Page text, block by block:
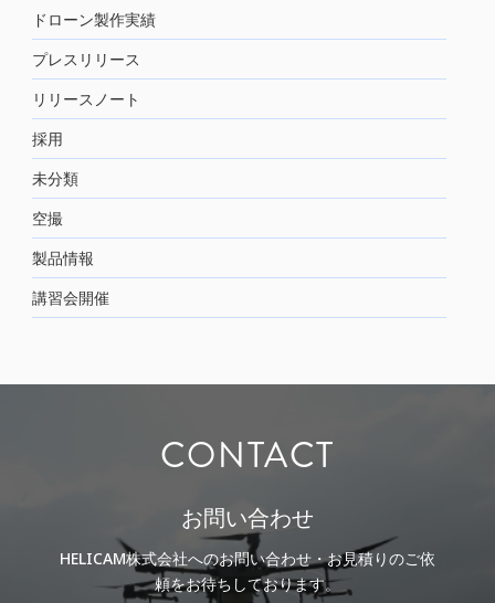
ドローン製作実績
プレスリリース
リリースノート
採用
未分類
空撮
製品情報
講習会開催
CONTACT
お問い合わせ
HELICAM株式会社へのお問い合わせ・お見積りのご依
頼をお待ちしております。